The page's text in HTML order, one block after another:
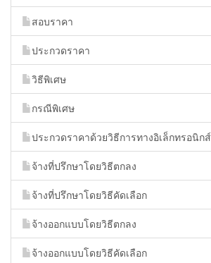
สอบราคา
ประกวดราคา
วิธีพิเศษ
กรณีพิเศษ
ประกวดราคาด้วยวิธีการทางอิเล็กทรอนิกส์
จ้างที่ปรึกษาโดยวิธีตกลง
จ้างที่ปรึกษาโดยวิธีคัดเลือก
จ้างออกแบบโดยวิธีตกลง
จ้างออกแบบโดยวิธีคัดเลือก